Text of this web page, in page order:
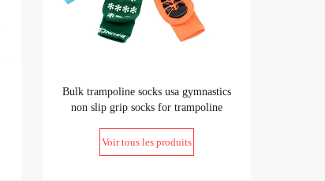
Bulk trampoline socks usa gymnastics
non slip grip socks for trampoline
Voir tous les produits